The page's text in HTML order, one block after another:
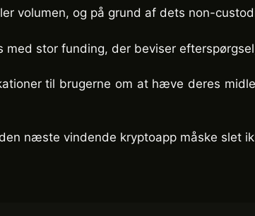
volumen, og på grund af dets non-
stor funding, der beviser
til brugerne om at hæve deres
næste vindende kryptoapp måske slet